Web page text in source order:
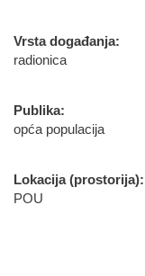
Vrsta događanja:
radionica
Publika:
opća populacija
Lokacija (prostorija):
POU